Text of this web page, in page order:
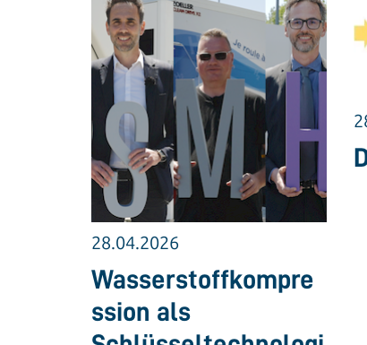
28.04.2026
Wasserstoffkompre
ssion als